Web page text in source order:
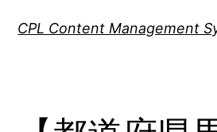
CPL Content Management